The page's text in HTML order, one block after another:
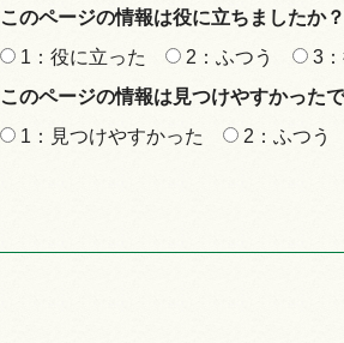
このページの情報は役に立ちましたか？
1：役に立った
2：ふつう
3
このページの情報は見つけやすかった
1：見つけやすかった
2：ふつう